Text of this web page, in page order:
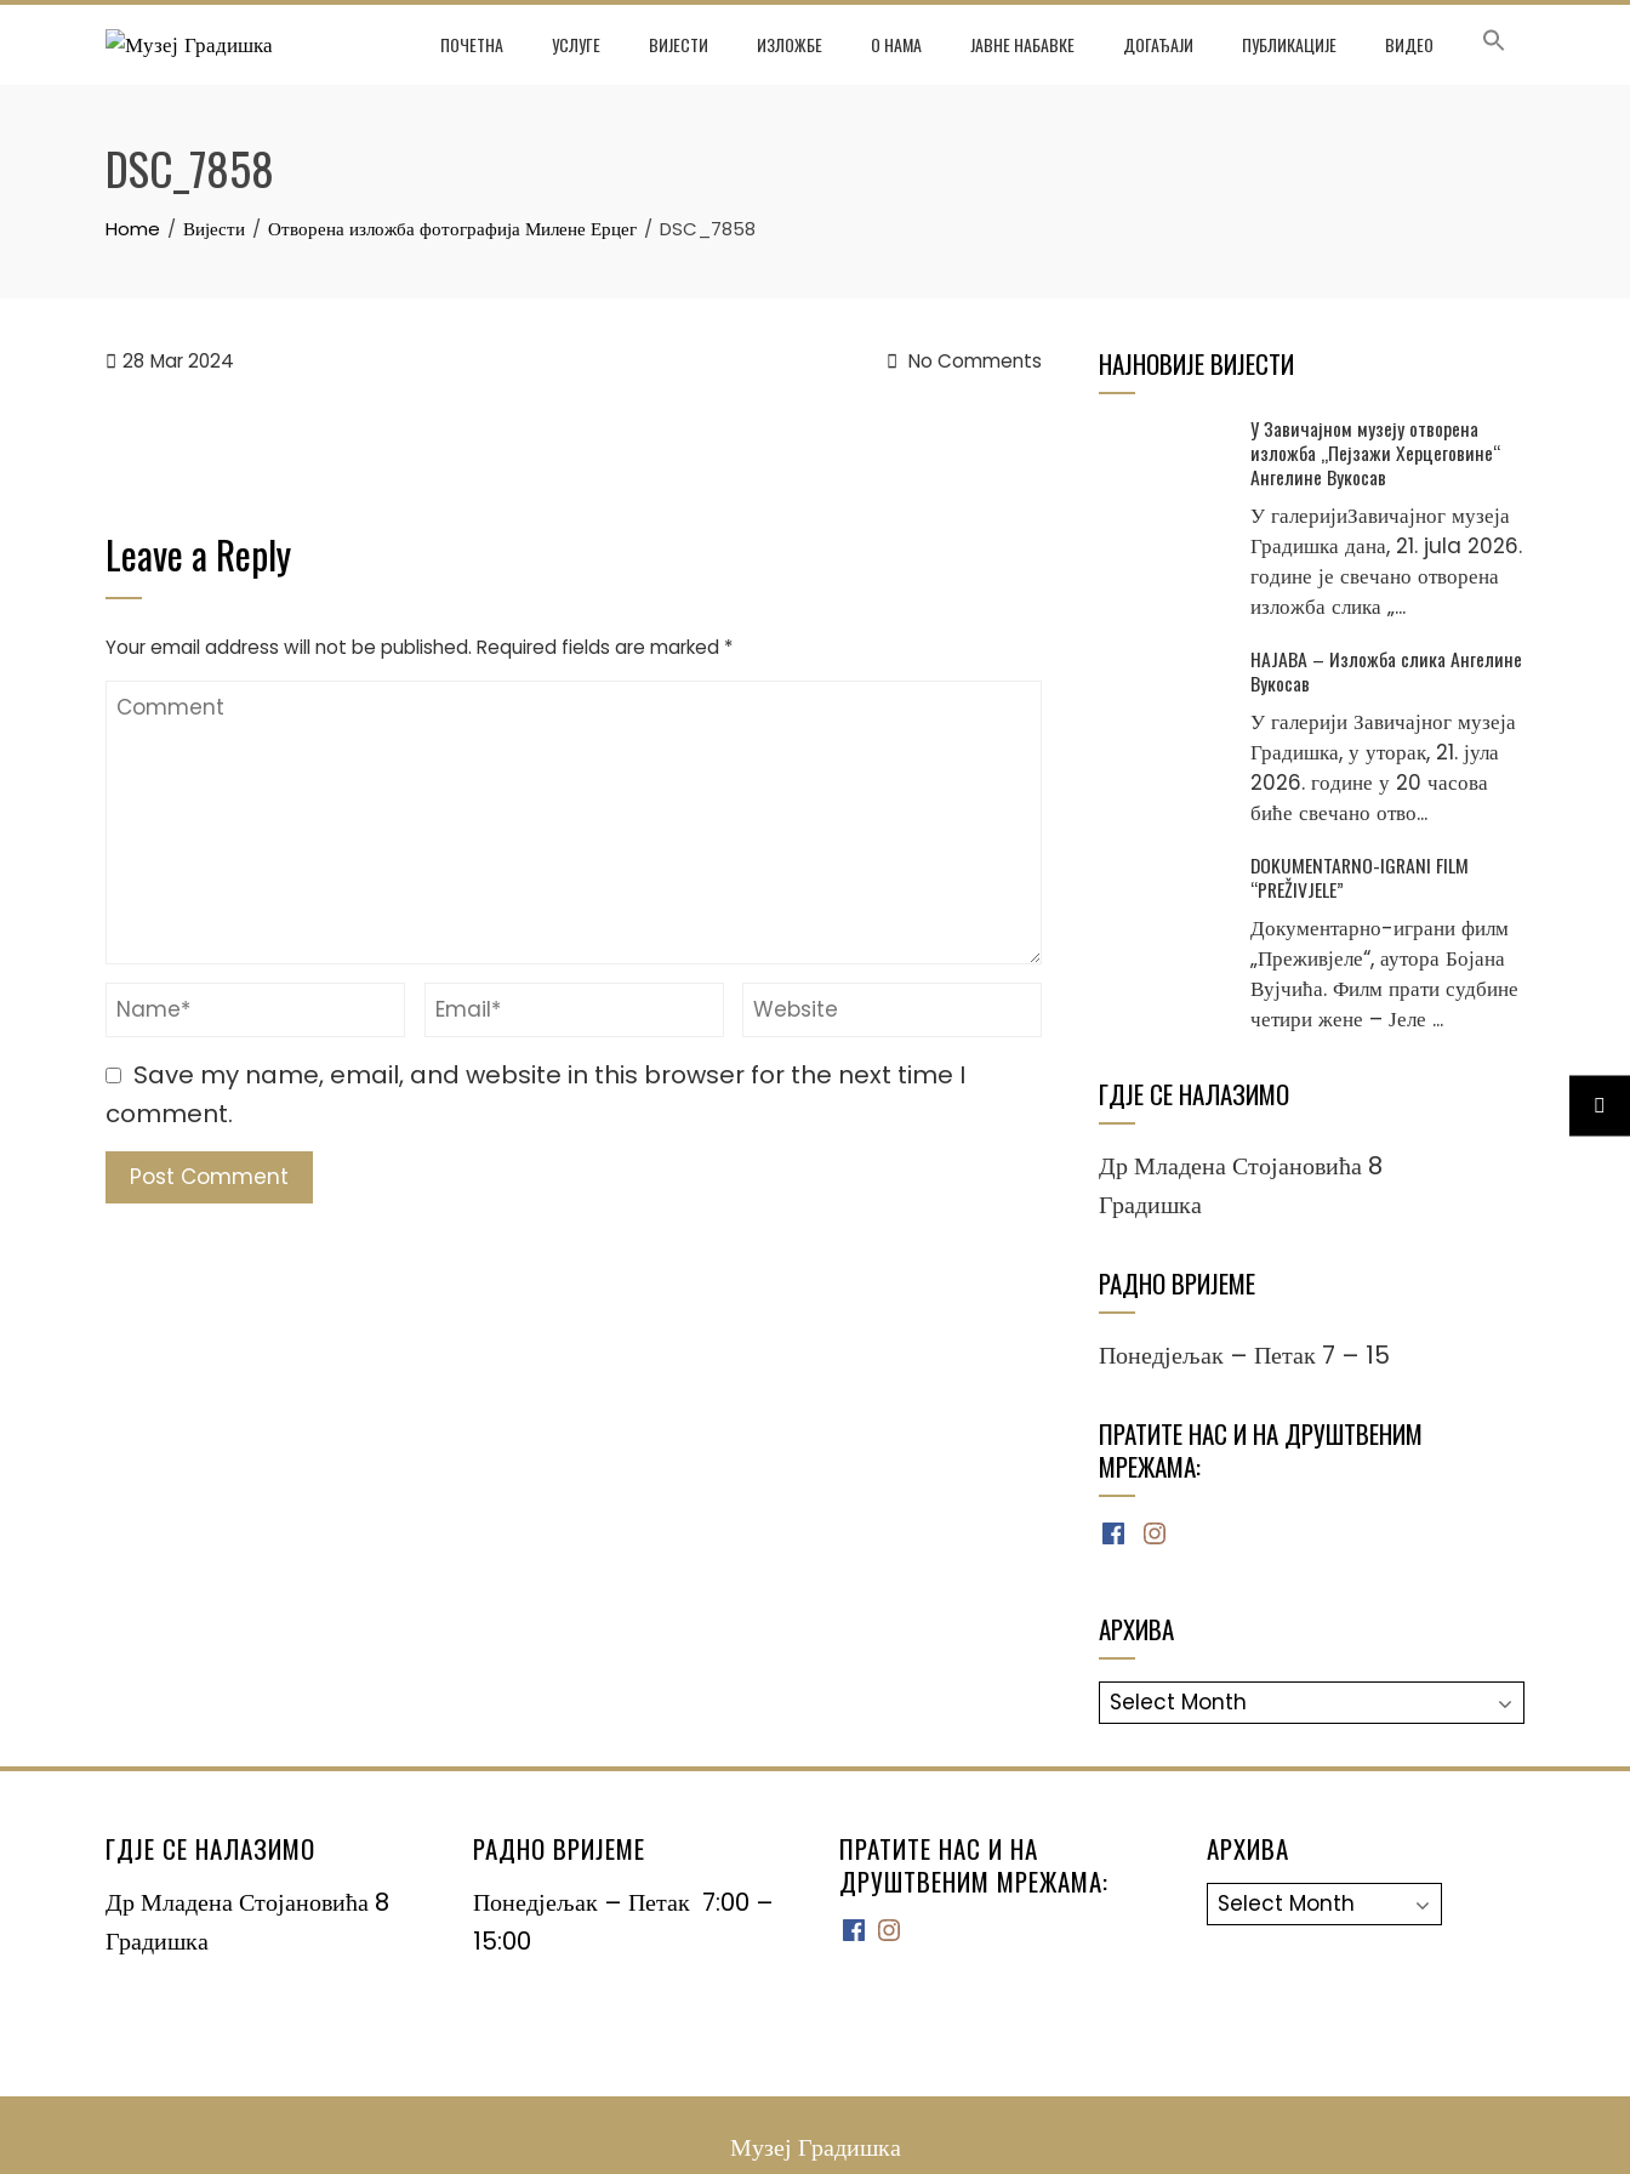
Skip
ПОЧЕТНА УСЛУГЕ ВИЈЕСТИ ИЗЛОЖБЕ О НАМА ЈАВНЕ НАБАВКЕ ДОГАЂАЈИ ПУБЛИКАЦИЈЕ ВИДЕО
DSC_7858
Home Вијести Отворена изложба фотографија Милене Ерцег DSC_7858
28 Mar 2024 No Comments
Leave a Reply
Your email address will not be published. Required fields are marked *
Save my name, email, and website in this browser for the next time I
comment.
НАЈНОВИЈЕ ВИЈЕСТИ
У Завичајном музеју отворена
изложба „Пејзажи Херцеговине“
Ангелине Вукосав
У галеријиЗавичајног музеја
Градишка дана, 21. jula 2026.
године је свечано отворена
изложба слика „...
НАЈАВА – Изложба слика Ангелине
Вукосав
У галерији Завичајног музеја
Градишка, у уторак, 21. јула
2026. године у 20 часова
биће свечано отво...
DOKUMENTARNO-IGRANI FILM
“PREŽIVJELE”
Документарно-играни филм
„Преживјеле“, аутора Бојана
Вујчића. Филм прати судбине
четири жене – Јеле ...
ГДЈЕ СЕ НАЛАЗИМО
Др Младена Стојановића 8
Градишка
РАДНО ВРИЈЕМЕ
Понедјељак – Петак 7 – 15
ПРАТИТЕ НАС И НА ДРУШТВЕНИМ
МРЕЖАМА:
Facebook
Instagram
АРХИВА
АРХИВА
ГДЈЕ СЕ НАЛАЗИМО
Др Младена Стојановића 8
Градишка
РАДНО ВРИЈЕМЕ
Понедјељак – Петак 7:00 –
15:00
ПРАТИТЕ НАС И НА
ДРУШТВЕНИМ МРЕЖАМА:
Facebook
Instagram
АРХИВА
Архива
Музеј Градишка